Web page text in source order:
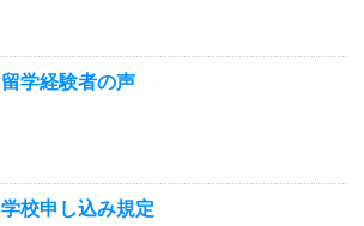
留学経験者の声
学校申し込み規定